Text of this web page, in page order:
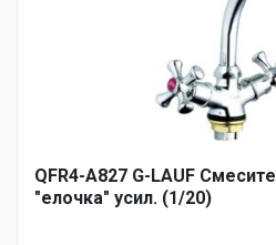
QFR4-A827 G-LAUF
"елочка" усил. (1/20)